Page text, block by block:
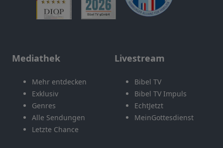
Mediathek
Mehr entdecken
Exklusiv
Genres
Alle Sendungen
Letzte Chance
Livestream
Bibel TV
Bibel TV Impuls
EchtJetzt
MeinGottesdienst